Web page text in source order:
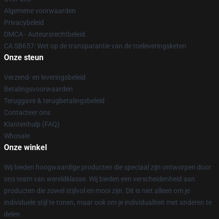
Algemene voorwaarden
Privacybeleid
DMCA - Auteursrechtbeleid
CA SB657: Wet op de transparantie van de toeleveringsketen
Onze steun
Verzend- en leveringsbeleid
Betalingsvoorwaarden
Teruggave & terugbetalingsbeleid
Contacteer ons
Klantenhulp (FAQ)
Whosale
Onze winkel
Wij bieden hoogwaardige producten die speciaal zijn ontworpen door
ons team van wereldklasse. Wij bieden een verscheidenheid aan
producten die zowel stijlvol en mooi zijn. Dit is niet alleen om je
individuele stijl te tonen, maar ook om je individualiteit met anderen te
delen.